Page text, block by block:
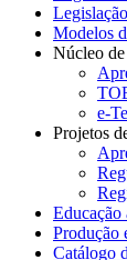
Modelos
Núcleo
e-
Projetos
Educação
Produção
Catálogo